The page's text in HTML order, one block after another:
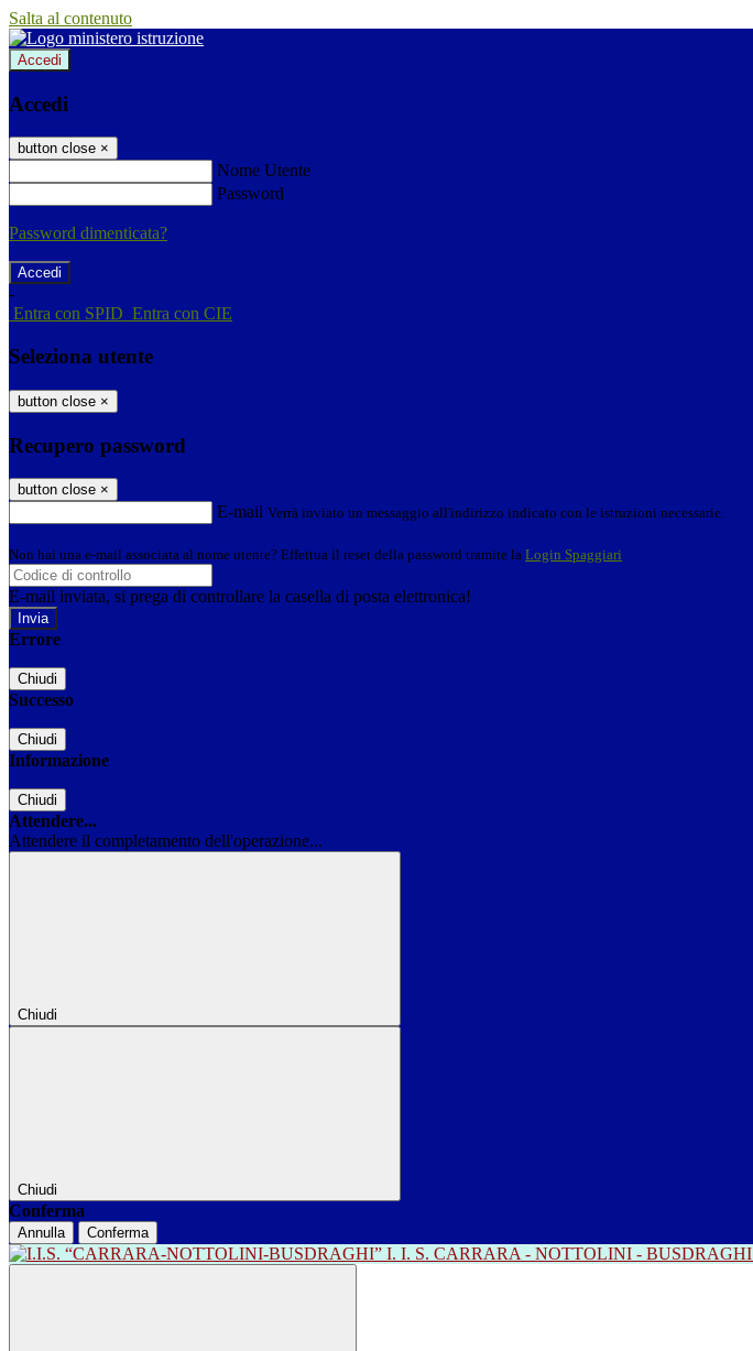
Salta al contenuto
Accedi
Accedi
button close ×
Nome Utente
Password
Password dimenticata?
-
Entra con SPID Entra con CIE
Seleziona utente
button close ×
Recupero password
button close ×
E-mail Verrà inviato un messaggio all'indirizzo indicato con le istruzioni necessarie.
Non hai una e-mail associata al nome utente? Effettua il reset della password tramite la Login Spaggiari
E-mail inviata, si prega di controllare la casella di posta elettronica!
Errore
Chiudi
Successo
Chiudi
Informazione
Chiudi
Attendere...
Attendere il completamento dell'operazione...
Chiudi
Chiudi
Conferma
Annulla Conferma
I. I. S. CARRARA - NOTTOLINI - BUSDRAGHI